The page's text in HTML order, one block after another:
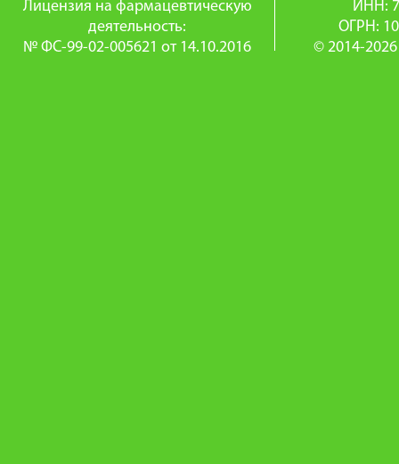
Лицензия на фармацевтическую
деятельность:
№ ФС-99-02-005621 от 14.10.2016
ИНН:
ОГРН:
© 2014-